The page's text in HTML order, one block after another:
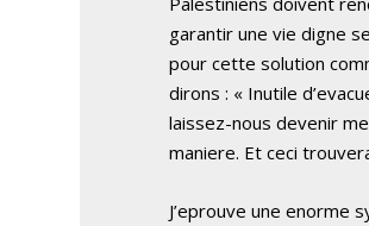
garantir une vie digne
pour cette solution
dirons : « Inutile
laissez-nous devenir
maniere. Et ceci
J’eprouve une enorme